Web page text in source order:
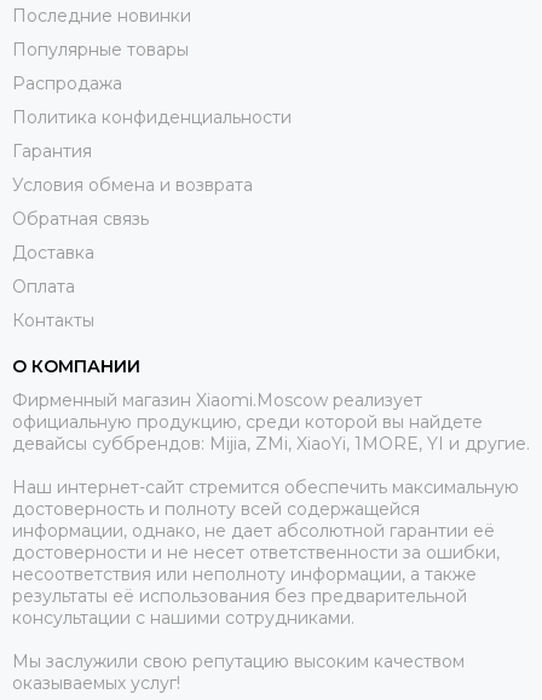
Последние новинки
Популярные товары
Распродажа
Политика конфиденциальности
Гарантия
Условия обмена и возврата
Обратная связь
Доставка
Оплата
Контакты
О КОМПАНИИ
Фирменный магазин Xiaomi.Moscow реализует
официальную продукцию, среди которой вы найдете
девайсы суббрендов: Mijia, ZMi, XiaoYi, 1MORE, YI и другие.
Наш интернет-сайт стремится обеспечить максимальную
достоверность и полноту всей содержащейся
информации, однако, не дает абсолютной гарантии её
достоверности и не несет ответственности за ошибки,
несоответствия или неполноту информации, а также
результаты её использования без предварительной
консультации с нашими сотрудниками.
Мы заслужили свою репутацию высоким качеством
оказываемых услуг!